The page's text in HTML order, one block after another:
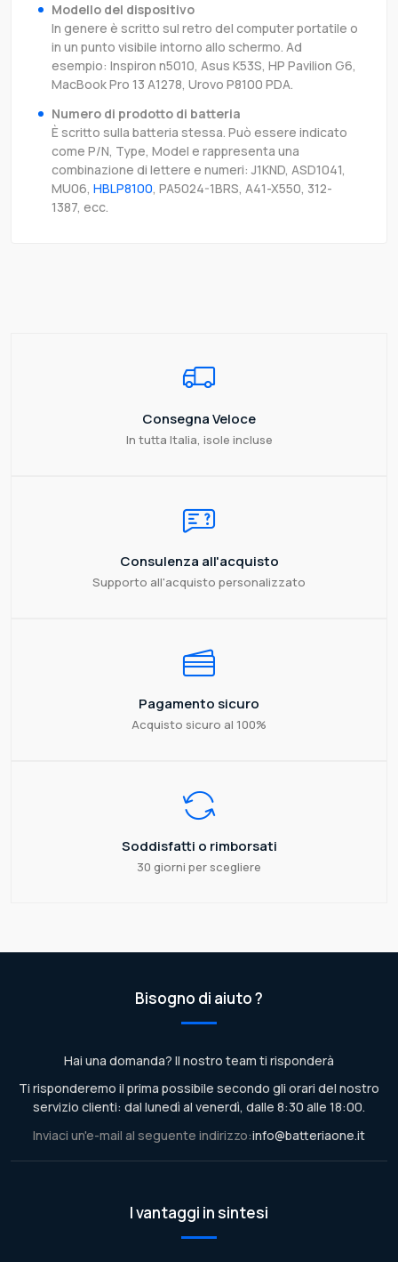
Modello del dispositivo
In genere è scritto sul retro del computer portatile o
in un punto visibile intorno allo schermo. Ad
esempio: Inspiron n5010, Asus K53S, HP Pavilion G6,
MacBook Pro 13 A1278, Urovo P8100 PDA.
Numero di prodotto di batteria
È scritto sulla batteria stessa. Può essere indicato
come P/N, Type, Model e rappresenta una
combinazione di lettere e numeri: J1KND, ASD1041,
MU06, HBLP8100, PA5024-1BRS, A41-X550, 312-
1387, ecc.
Consegna Veloce
In tutta Italia, isole incluse
Consulenza all'acquisto
Supporto all'acquisto personalizzato
Pagamento sicuro
Acquisto sicuro al 100%
Soddisfatti o rimborsati
30 giorni per scegliere
Bisogno di aiuto ?
Hai una domanda? Il nostro team ti risponderà
Ti risponderemo il prima possibile secondo gli orari del nostro
servizio clienti: dal lunedì al venerdì, dalle 8:30 alle 18:00.
Inviaci un'e-mail al seguente indirizzo:info@batteriaone.it
I vantaggi in sintesi